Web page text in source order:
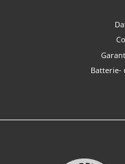
Batterie-